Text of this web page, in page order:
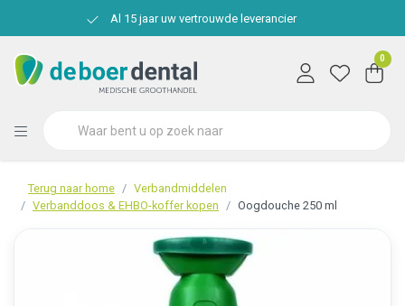
Al 15 jaar uw vertrouwde leverancier
0
Terug naar home
Verbandmiddelen
Verbanddoos & EHBO-koffer kopen
Oogdouche 250 ml